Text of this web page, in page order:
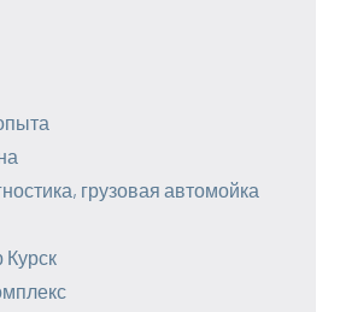
грузовая автомойка
Курск